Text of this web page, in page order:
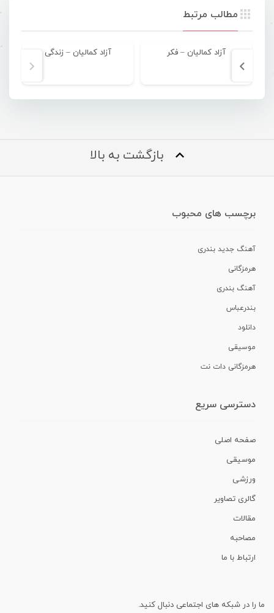
مطالب مرتبط
آزاد کمالیان – فکر آزاد کمالیان – زندگی
بازگشت به بالا
برچسب های محبوب
آهنگ جدید بندری
هرمزگانی
آهنگ بندری
بندرعباس
دانلود
موسیقی
هرمزگانی دات نت
دسترسی سریع
صفحه اصلی
موسیقی
ورزشی
گالری تصاویر
مقالات
مصاحبه
ارتباط با ما
ما را در شبکه های اجتماعی دنبال کنید.